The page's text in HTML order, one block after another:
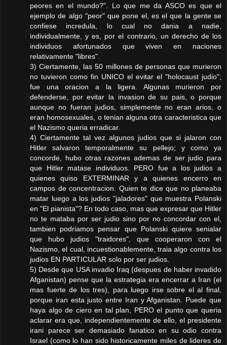
peores en el mundo?". Lo que me da ASCO es que el
ejemplo de algo "peor" que pone el, es el que la gente se
confiese incredula, lo cual no dania a nadie,
individualmente, y es, por el contrario, un derecho de los
individuos afortunados que viven en naciones
relativamente "libres".
3) Ciertamente, las 50 millones de personas que murieron
no tuvieron como fin UNICO el evitar el "holocaust judio";
fue una oracion a la ligera. Algunas murieron por
defenderse, por evitar la invasion de su pais, o porque
aunque no fueran judios, simplemente no eran arios, o
eran homosexuales, o tenian alguna otra caracteristica que
el Nazismo queria erradicar.
4) Ciertamente tal vez algunos judios que si jalaron con
Hitler salvaron temporalmente su pellejo; y como ya
concorde, hubo otras razones ademas de ser judio para
que Hitler matase individuos. PERO fue a los judios a
quienes quiso EXTERMINAR y a quienes encerro en
campos de concentracion. Quien te dice que no planeaba
matar luego a los judios "jaladores" que muestra Polanski
en "El pianista"? En todo caso, mas que expresar que Hitler
no te mataba por ser judio sino por no concordar con el,
tambien podriamos pensar que Polanski quiere senialar
que hubo judios "traidores", que cooperaron con el
Nazismo, el cual, incuestionablemente, traia algo contra los
judios EN PARTICULAR solo por ser judios.
5) Desde que USA invadio Iraq (despues de haber invadido
Afganistan) pense que la estrategia era encerrar a Iran (el
mas fuerte de los tres), para luego irse sobre el al final,
porque iran esta justo entre Iran y Afganistan. Puede que
haya algo de ciero en tal plan, PERO el punto que queria
aclarar era que, independientemente de ello, el presidente
irani parece ser demasiado fanatico en su odio contra
Israel (como lo han sido historicamente miles de lideres de